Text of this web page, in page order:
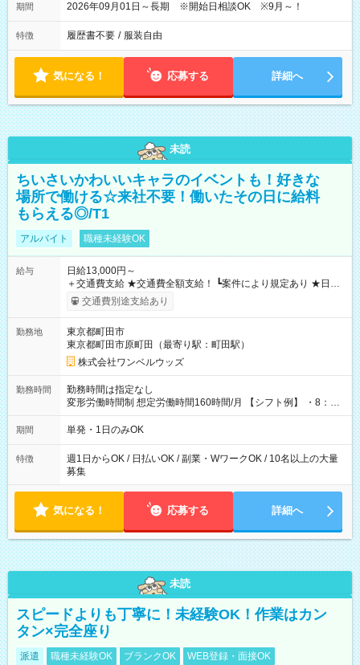
期間 2026年09月01日～長期 ※開始日相談OK ※9月～！
特徴 履歴書不要 / 服装自由
気になる！ 応募する 詳細へ
未読
ちいさいかわいいキャラのイベントも！好きな
場所で働ける☆来社不要！働いたその日に給料
もらえる◎/T1
アルバイト 職種未経験OK
給与
日給13,000円～
＋交通費支給 ★交通費全額支給！ ┗案件により規定あり ★日払
いOK！（規定あり） ┗働いたその日に現金GET♪ お仕事後はコ
ンビニATMから 日払い分を引き落とせます！ 【試用期間】試
交通費別途支給あり
勤務地
東京都町田市
東京都町田市原町田（最寄り駅：町田駅）
株式会社ワンベルウッズ
勤務時間
勤務時間は指定なし
変形労働時間制 想定労働時間160時間/月 【シフト例】 ・8：00
～21：00
期間 単発・1日のみOK
特徴
週1日からOK / 日払いOK / 副業・WワークOK / 10名以上の大量
募集
気になる！ 応募する 詳細へ
未読
スピードよりも丁寧に！未経験OK！作業はカン
タン×完全座り
派遣 職種未経験OK ブランクOK WEB登録・面接OK